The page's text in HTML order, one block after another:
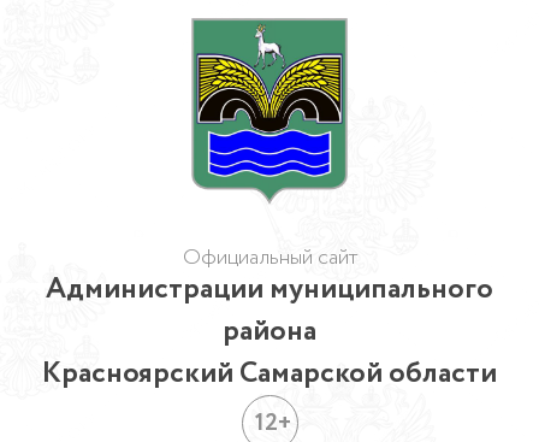
Официальный сайт
Администрации муниципального
района
Красноярский Самарской области
12+